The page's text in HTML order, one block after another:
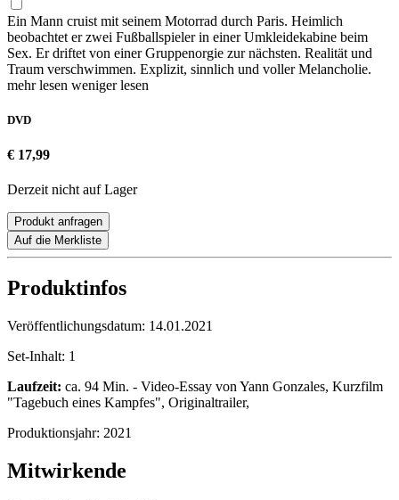
Ein Mann cruist mit seinem Motorrad durch Paris. Heimlich
beobachtet er zwei Fußballspieler in einer Umkleidekabine beim
Sex. Er driftet von einer Gruppenorgie zur nächsten. Realität und
Traum verschwimmen. Explizit, sinnlich und voller Melancholie.
mehr lesen weniger lesen
DVD
€ 17,99
Derzeit nicht auf Lager
Produkt anfragen
Auf die Merkliste
Produktinfos
Veröffentlichungsdatum: 14.01.2021
Set-Inhalt: 1
Laufzeit: ca. 94 Min. - Video-Essay von Yann Gonzales, Kurzfilm
"Tagebuch eines Kampfes", Originaltrailer,
Produktionsjahr: 2021
Mitwirkende